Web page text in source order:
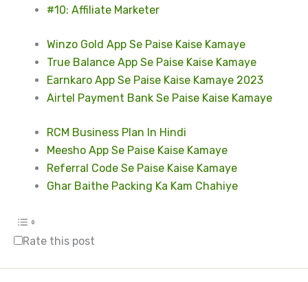
#10: Affiliate Marketer
Winzo Gold App Se Paise Kaise Kamaye
True Balance App Se Paise Kaise Kamaye
Earnkaro App Se Paise Kaise Kamaye 2023
Airtel Payment Bank Se Paise Kaise Kamaye
RCM Business Plan In Hindi
Meesho App Se Paise Kaise Kamaye
Referral Code Se Paise Kaise Kamaye
Ghar Baithe Packing Ka Kam Chahiye
Rate this post